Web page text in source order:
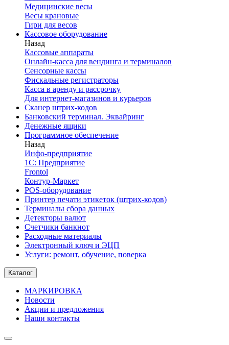
Медицинские весы
Весы крановые
Гири для весов
Кассовое оборудование
Назад
Кассовые аппараты
Онлайн-касса для вендинга и терминалов
Сенсорные кассы
Фискальные регистраторы
Касса в аренду и рассрочку
Для интернет-магазинов и курьеров
Сканер штрих-кодов
Банковский терминал. Эквайринг
Денежные ящики
Программное обеспечение
Назад
Инфо-предприятие
1С: Предприятие
Frontol
Контур-Маркет
POS-оборудование
Принтер печати этикеток (штрих-кодов)
Терминалы сбора данных
Детекторы валют
Счетчики банкнот
Расходные материалы
Электронный ключ и ЭЦП
Услуги: ремонт, обучение, поверка
Каталог
МАРКИРОВКА
Новости
Акции и предложения
Наши контакты